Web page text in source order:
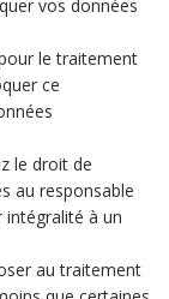
vos données
le traitement
ce
le droit de
au responsable
à un
au traitement